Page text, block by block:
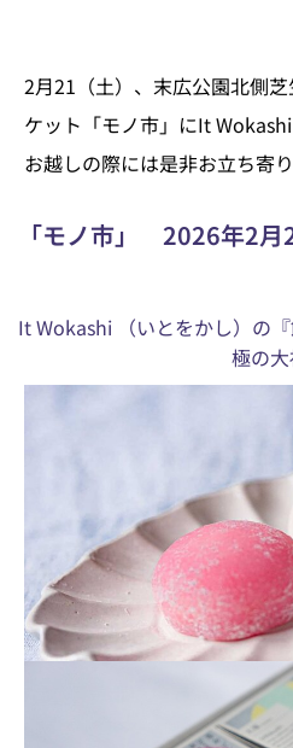
2月21（土）、末広公園北側
ケット「モノ市」にIt
お越しの際には是非お立ち寄
「モノ市」 2026年2
It Wokashi （いとをかし）の
極の